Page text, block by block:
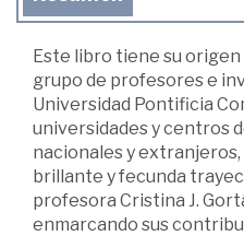
Este libro tiene su origen
grupo de profesores e
Universidad Pontificia
universidades y centros
nacionales y
brillante y fecunda
profesora Cristina J.
enmarcando sus